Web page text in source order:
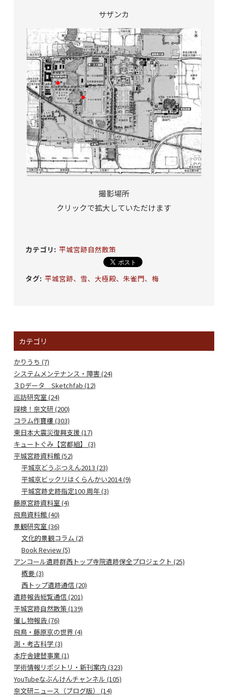
サザンカ
撮影場所
クリックで拡大していただけます
カテゴリ : 平城宮跡自然散策
タグ: 平城宮跡、雪、大極殿、朱雀門、梅
カテゴリ
かりうち (7)
システムメンテナンス・障害 (24)
３Dデータ Sketchfab (12)
巡訪研究室 (24)
探検！奈文研 (200)
コラム作寶樓 (303)
東日本大震災復興支援 (17)
キュートぐみ【宮都組】 (3)
平城宮跡資料館 (52)
平城京どうぶつえん2013 (23)
平城京ビックリはくらんかい2014 (9)
平城宮跡史跡指定100 周年 (3)
藤原宮跡資料室 (4)
飛鳥資料館 (40)
景観研究室 (36)
文化的景観コラム (2)
Book Review (5)
アンコール遺跡群西トップ寺院遺跡保全プロジェクト (25)
概要 (3)
西トップ遺跡通信 (20)
遺跡報告総覧通信 (201)
平城宮跡自然散策 (139)
催し物報告 (76)
飛鳥・藤原京の世界 (4)
測・考古科学 (3)
本庁舎建替事業 (1)
学術情報リポジトリ・新刊案内 (323)
YouTubeなぶんけんチャンネル (105)
奈文研ニュース（ブログ版） (14)